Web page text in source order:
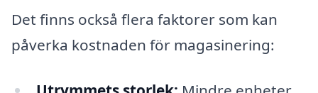
Det finns också flera faktorer som kan
påverka kostnaden för magasinering: